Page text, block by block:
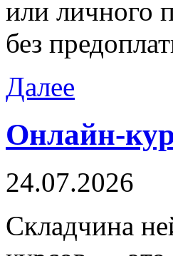
или личного
без
Далее
Онлайн-
24.07.2026
Склaдчинa